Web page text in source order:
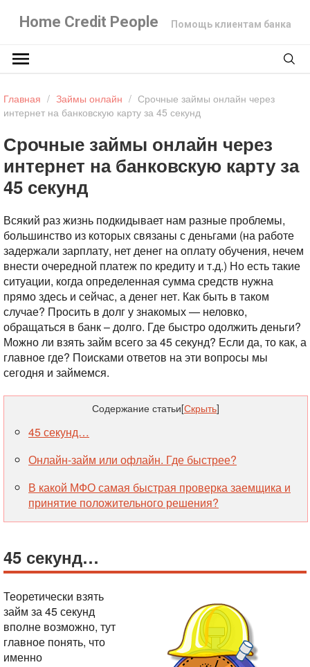
Home Credit People Помощь клиентам банка
Главная / Займы онлайн / Срочные займы онлайн через
интернет на банковскую карту за 45 секунд
Срочные займы онлайн через
интернет на банковскую карту за
45 секунд
Всякий раз жизнь подкидывает нам разные проблемы,
большинство из которых связаны с деньгами (на работе
задержали зарплату, нет денег на оплату обучения, нечем
внести очередной платеж по кредиту и т.д.) Но есть такие
ситуации, когда определенная сумма средств нужна
прямо здесь и сейчас, а денег нет. Как быть в таком
случае? Просить в долг у знакомых — неловко,
обращаться в банк – долго. Где быстро одолжить деньги?
Можно ли взять займ всего за 45 секунд? Если да, то как, а
главное где? Поисками ответов на эти вопросы мы
сегодня и займемся.
Содержание статьи[Скрыть]
45 секунд…
Онлайн-займ или офлайн. Где быстрее?
В какой МФО самая быстрая проверка заемщика и
принятие положительного решения?
45 секунд…
Теоретически взять
займ за 45 секунд
вполне возможно, тут
главное понять, что
именно